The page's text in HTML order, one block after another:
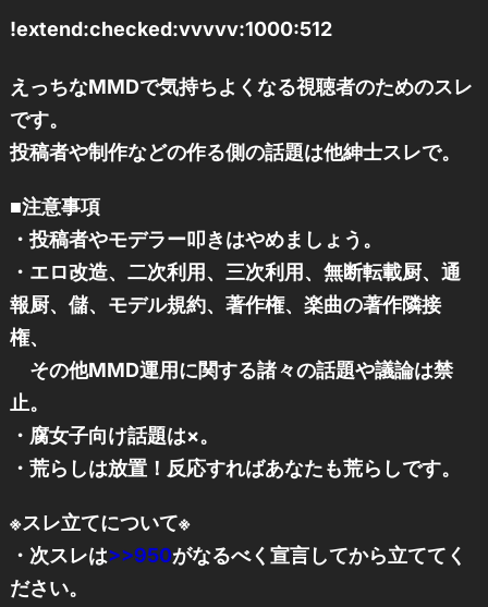
!extend:checked:vvvvv:1000:512
えっちなMMDで気持ちよくなる視聴者のためのスレ
です。
投稿者や制作などの作る側の話題は他紳士スレで。
■注意事項
・投稿者やモデラー叩きはやめましょう。
・エロ改造、二次利用、三次利用、無断転載厨、通
報厨、儲、モデル規約、著作権、楽曲の著作隣接
権、
その他MMD運用に関する諸々の話題や議論は禁
止。
・腐女子向け話題は×。
・荒らしは放置！反応すればあなたも荒らしです。
※スレ立てについて※
・次スレは>>950がなるべく宣言してから立ててく
ださい。